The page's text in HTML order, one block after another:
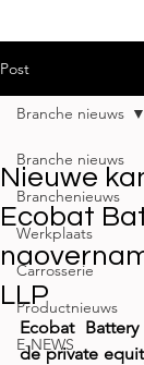
Post
Branche nieuws
Branchenieuws
Werkplaats
Carrosserie
Productnieuws
E-NEWS
Branche nieuws
Nieuwe
Ecobat
LLP
Ecobat
de private